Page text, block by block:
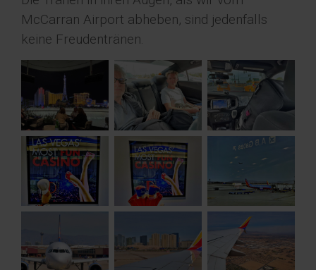
McCarran Airport abheben, sind jedenfalls
keine Freudentränen.